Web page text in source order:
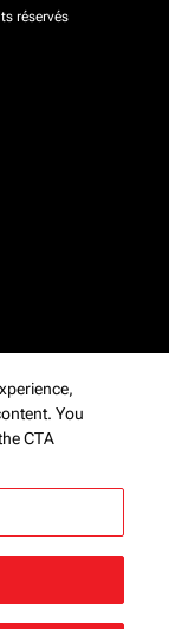
réservés
You
CTA